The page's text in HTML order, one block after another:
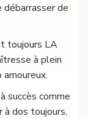
débarrasser de
toujours LA
à plein
succès comme
à dos toujours,